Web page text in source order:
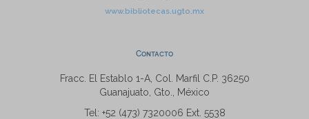
www.bibliotecas.ugto.mx
Contacto
Fracc. El Establo 1-A, Col. Marfil C.P. 36250
Guanajuato, Gto., México
Tel: +52 (473) 7320006 Ext. 5538